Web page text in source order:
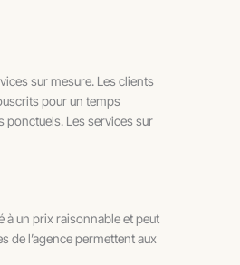
sur mesure. Les clients
pour un temps
ponctuels. Les services sur
à un prix raisonnable et peut
de l’agence permettent aux